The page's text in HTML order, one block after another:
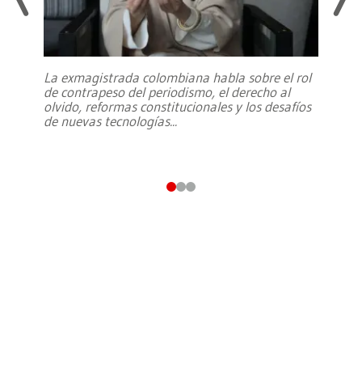
La exmagistrada colombiana habla sobre el rol
de contrapeso del periodismo, el derecho al
olvido, reformas constitucionales y los desafíos
de nuevas tecnologías...